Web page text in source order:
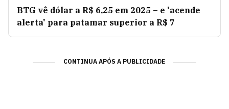
BTG vê dólar a R$ 6,25 em 2025 – e 'acende
alerta' para patamar superior a R$ 7
CONTINUA APÓS A PUBLICIDADE